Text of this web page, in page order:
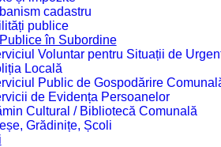
cadastru
publice
în Subordine
Voluntar pentru Situații de
Locală
Public de Gospodărire
de Evidența Persoanelor
Cultural / Bibliotecă Comunală
Grădinițe, Școli